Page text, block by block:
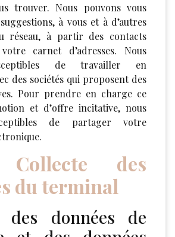
trouver. Nous pouvons vous
à vous et à d’autres
réseau, à partir des contacts
carnet d’adresses. Nous
de travailler en
des sociétés qui proposent des
Pour prendre en charge ce
et d’offre incitative, nous
de partager votre
des
du terminal
des données de